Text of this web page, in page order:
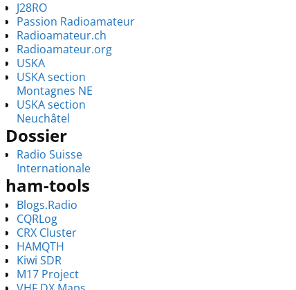
J28RO
Passion Radioamateur
Radioamateur.ch
Radioamateur.org
USKA
USKA section
Montagnes NE
USKA section
Neuchâtel
Dossier
Radio Suisse
Internationale
ham-tools
Blogs.Radio
CQRLog
CRX Cluster
HAMQTH
Kiwi SDR
M17 Project